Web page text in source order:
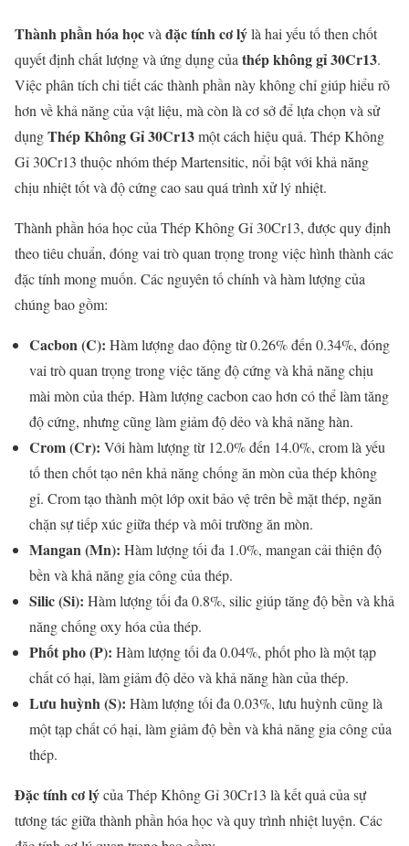
Thành phần hóa họcvà đặc tính cơ lýlà hai yếu tố then chốt
quyết định chất lượng và ứng dụng của thép không gỉ 30Cr13.
Việc phân tích chi tiết các thành phần này không chỉ giúp hiểu rõ
hơn về khả năng của vật liệu, mà còn là cơ sở để lựa chọn và sử
dụngThép Không Gỉ 30Cr13một cách hiệu quả. Thép Không
Gỉ 30Cr13 thuộc nhóm thép Martensitic, nổi bật với khả năng
chịu nhiệt tốt và độ cứng cao sau quá trình xử lý nhiệt.
Thành phần hóa học của Thép Không Gỉ 30Cr13, được quy định
theo tiêu chuẩn, đóng vai trò quan trọng trong việc hình thành các
đặc tính mong muốn. Các nguyên tố chính và hàm lượng của
chúng bao gồm:
Cacbon (C): Hàm lượng dao động từ 0.26% đến 0.34%, đóng
vai trò quan trọng trong việc tăng độ cứng và khả năng chịu
mài mòn của thép. Hàm lượng cacbon cao hơn có thể làm tăng
độ cứng, nhưng cũng làm giảm độ dẻo và khả năng hàn.
Crom (Cr): Với hàm lượng từ 12.0% đến 14.0%, crom là yếu
tố then chốt tạo nên khả năng chống ăn mòn của thép không
gỉ. Crom tạo thành một lớp oxit bảo vệ trên bề mặt thép, ngăn
chặn sự tiếp xúc giữa thép và môi trường ăn mòn.
Mangan (Mn): Hàm lượng tối đa 1.0%, mangan cải thiện độ
bền và khả năng gia công của thép.
Silic (Si): Hàm lượng tối đa 0.8%, silic giúp tăng độ bền và khả
năng chống oxy hóa của thép.
Phốt pho (P): Hàm lượng tối đa 0.04%, phốt pho là một tạp
chất có hại, làm giảm độ dẻo và khả năng hàn của thép.
Lưu huỳnh (S): Hàm lượng tối đa 0.03%, lưu huỳnh cũng là
một tạp chất có hại, làm giảm độ bền và khả năng gia công của
thép.
Đặc tính cơ lýcủa Thép Không Gỉ 30Cr13 là kết quả của sự
tương tác giữa thành phần hóa học và quy trình nhiệt luyện. Các